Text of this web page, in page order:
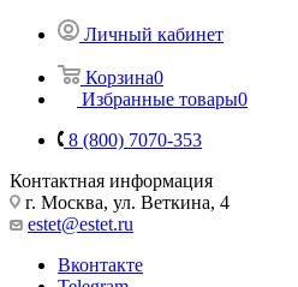
Личный кабинет
Корзина0
Избранные товары0
8 (800) 7070-353
Контактная информация
г. Москва, ул. Веткина, 4
estet@estet.ru
Вконтакте